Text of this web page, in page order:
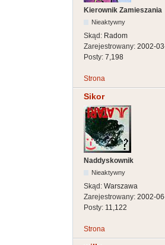
Kierownik Zamieszania
Nieaktywny
Skąd: Radom
Zarejestrowany: 2002-
Posty: 7,198
Strona
Sikor
Naddyskownik
Nieaktywny
Skąd: Warszawa
Zarejestrowany: 2002-
Posty: 11,122
Strona